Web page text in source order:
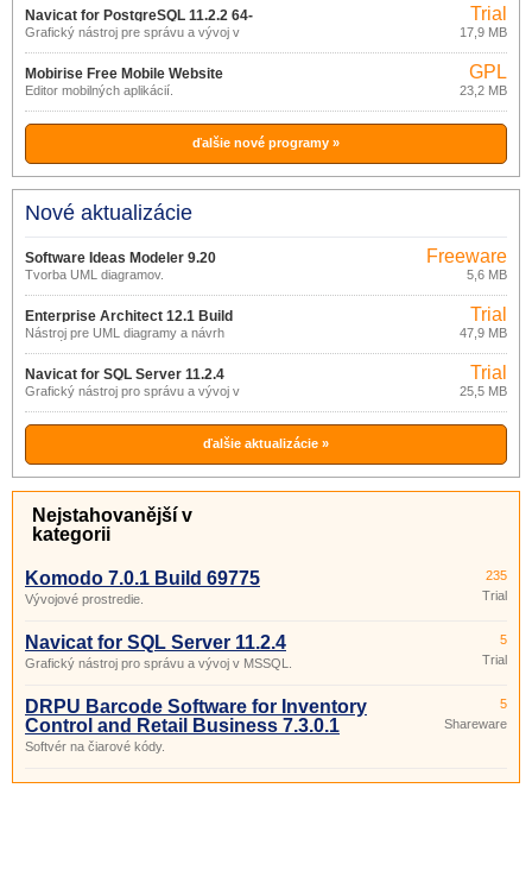
Navicat for PostgreSQL 11.2.2 64-
bit
Grafický nástroj pre správu a vývoj v
Trial
17,9 MB
Mobirise Free Mobile Website
Builder
Editor mobilných aplikácií.
GPL
23,2 MB
ďalšie nové programy »
Nové aktualizácie
Software Ideas Modeler 9.20
Tvorba UML diagramov.
Freeware
5,6 MB
Enterprise Architect 12.1 Build
1226
Nástroj pre UML diagramy a návrh
databázy.
Trial
47,9 MB
Navicat for SQL Server 11.2.4
Grafický nástroj pro správu a vývoj v
Trial
25,5 MB
ďalšie aktualizácie »
Nejstahovanější v
kategorii
Komodo 7.0.1 Build 69775
Vývojové prostredie.
235
Trial
Navicat for SQL Server 11.2.4
Grafický nástroj pro správu a vývoj v MSSQL.
5
Trial
DRPU Barcode Software for Inventory
Control and Retail Business 7.3.0.1
Softvér na čiarové kódy.
5
Shareware